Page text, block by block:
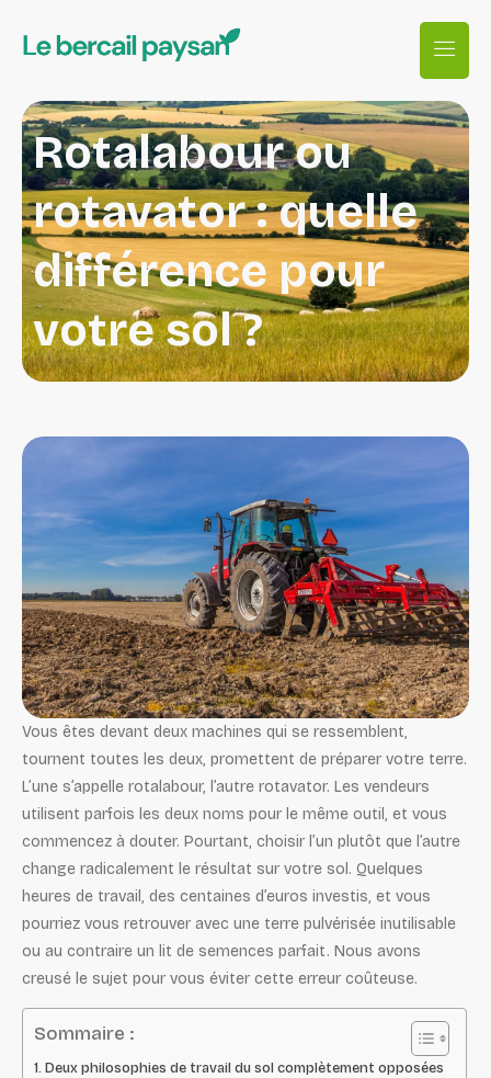
Rotalabour ou
rotavator : quelle
différence pour
votre sol ?
Vous êtes devant deux machines qui se ressemblent,
tournent toutes les deux, promettent de préparer votre terre.
L’une s’appelle rotalabour, l’autre rotavator. Les vendeurs
utilisent parfois les deux noms pour le même outil, et vous
commencez à douter. Pourtant, choisir l’un plutôt que l’autre
change radicalement le résultat sur votre sol. Quelques
heures de travail, des centaines d’euros investis, et vous
pourriez vous retrouver avec une terre pulvérisée inutilisable
ou au contraire un lit de semences parfait. Nous avons
creusé le sujet pour vous éviter cette erreur coûteuse.
Sommaire :
Deux philosophies de travail du sol complètement opposées